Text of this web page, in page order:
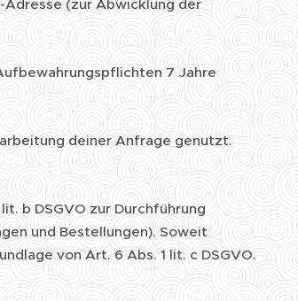
Adresse (zur Abwicklung der
7 Jahre
deiner Anfrage genutzt.
b DSGVO zur Durchführung
und Bestellungen). Soweit
von Art. 6 Abs. 1 lit. c DSGVO.